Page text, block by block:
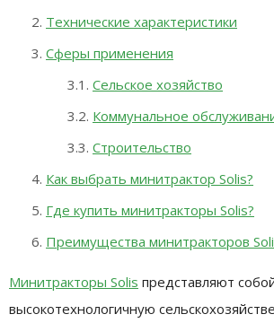
Технические характеристики
Сферы применения
Сельское хозяйство
Коммунальное
Строительство
Как выбрать минитрактор Solis?
Где купить минитракторы Solis?
Преимущества минитракторов
Минитракторы Solis представляют
высокотехнологичную